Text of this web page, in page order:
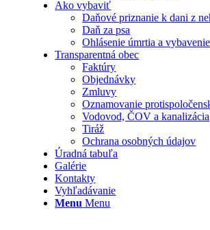
Ako vybaviť
Daňové priznanie k dani z
Daň za psa
Ohlásenie úmrtia a
Transparentná obec
Faktúry
Objednávky
Zmluvy
Oznamovanie
Vodovod, ČOV a kanalizácia
Tiráž
Ochrana osobných údajov
Úradná tabuľa
Galérie
Kontakty
Vyhľadávanie
Menu Menu